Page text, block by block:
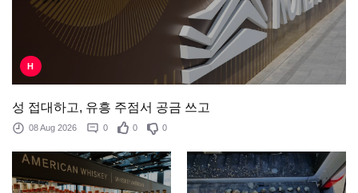
H
성 접대하고, 유흥 주점서 공금 쓰고
08 Aug 2026 0 0 0